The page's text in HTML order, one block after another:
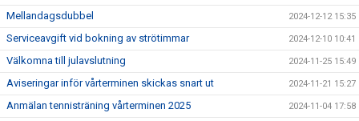
Mellandagsdubbel 2024-12-12 15:35
Serviceavgift vid bokning av strötimmar 2024-12-10 10:41
Välkomna till julavslutning 2024-11-25 15:49
Aviseringar inför vårterminen skickas snart ut 2024-11-21 15:27
Anmälan tennisträning vårterminen 2025 2024-11-04 17:58